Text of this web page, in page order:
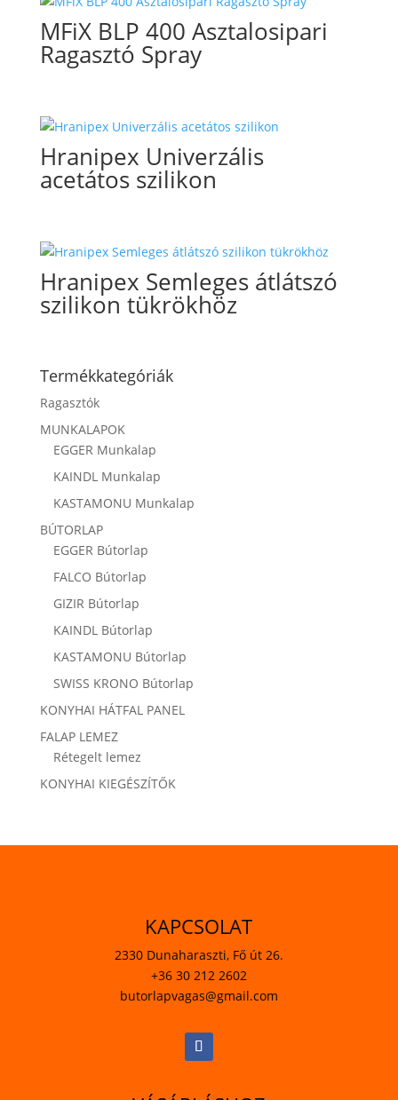
MFiX BLP 400 Asztalosipari
Ragasztó Spray
Hranipex Univerzális
acetátos szilikon
Hranipex Semleges átlátszó
szilikon tükrökhöz
Termékkategóriák
Ragasztók
MUNKALAPOK
EGGER Munkalap
KAINDL Munkalap
KASTAMONU Munkalap
BÚTORLAP
EGGER Bútorlap
FALCO Bútorlap
GIZIR Bútorlap
KAINDL Bútorlap
KASTAMONU Bútorlap
SWISS KRONO Bútorlap
KONYHAI HÁTFAL PANEL
FALAP LEMEZ
Rétegelt lemez
KONYHAI KIEGÉSZÍTŐK
KAPCSOLAT
2330 Dunaharaszti, Fő út 26.
+36 30 212 2602
butorlapvagas@gmail.com